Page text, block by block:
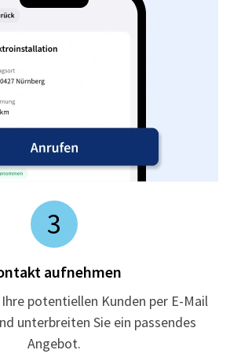
3
aufnehmen
potentiellen Kunden per E-Mail
unterbreiten Sie ein passendes
Angebot.